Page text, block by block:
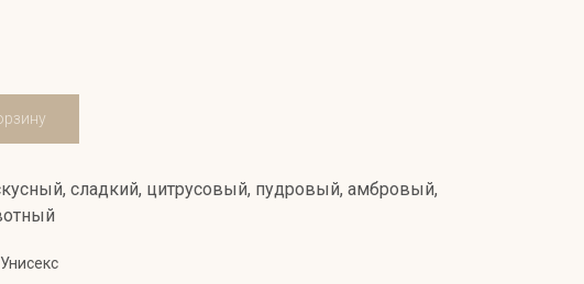
сладкий, цитрусовый, пудровый, амбровый,